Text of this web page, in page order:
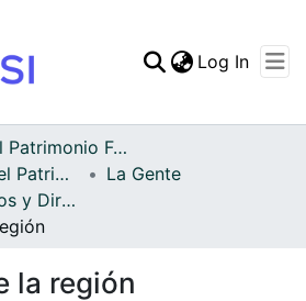
Statistics
Log In
Archivo del Patrimonio Fotográfico y Fílmico del Valle del Cauca
Fondo Archivo del Patrimonio Fotográfico y Fílmico del Valle del Cauca
La Gente
APFFVC - Políticos y Dirigentes - Patrimonial
la región